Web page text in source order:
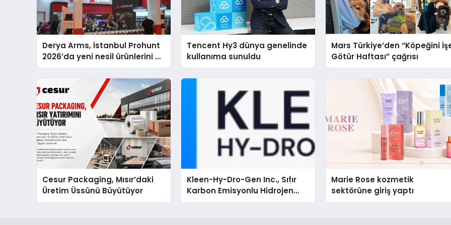
Derya Arms, İstanbul Prohunt
2026’da yeni nesil ürünlerini ve
global marka vizyonunu
Tencent Hy3 dünya genelinde
kullanıma sunuldu
Mars Türkiye’den “Köpeğini
Götür Haftası” çağrısı
Cesur Packaging, Mısır’daki
Üretim Üssünü Büyütüyor
Kleen-Hy-Dro-Gen Inc., Sıfır
Karbon Emisyonlu Hidrojen
Isıtma Teknolojisinde ISO ve
Marie Rose kozmetik
sektörüne giriş yaptı